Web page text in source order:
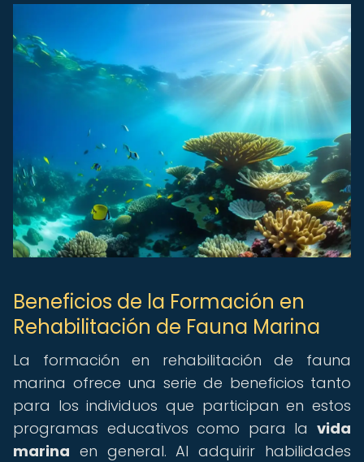
Beneficios de la Formación en
Rehabilitación de Fauna Marina
La formación en rehabilitación de fauna
marina ofrece una serie de beneficios tanto
para los individuos que participan en estos
programas educativos como para la vida
marina en general. Al adquirir habilidades